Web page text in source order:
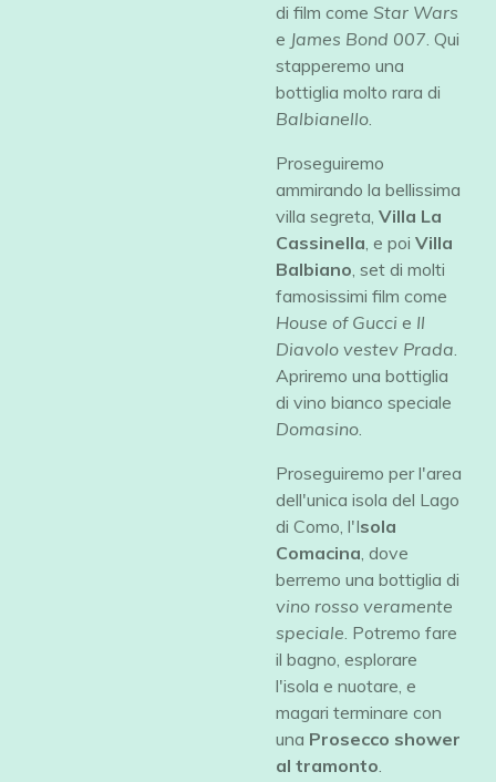
di film come Star Wars
e James Bond 007. Qui
stapperemo una
bottiglia molto rara di
Balbianello.
Proseguiremo
ammirando la bellissima
villa segreta, Villa La
Cassinella, e poi Villa
Balbiano, set di molti
famosissimi film come
House of Gucci e Il
Diavolo vestev Prada.
Apriremo una bottiglia
di vino bianco speciale
Domasino.
Proseguiremo per l'area
dell'unica isola del Lago
di Como, l'Isola
Comacina, dove
berremo una bottiglia di
vino rosso veramente
speciale. Potremo fare
il bagno, esplorare
l'isola e nuotare, e
magari terminare con
una Prosecco shower
al tramonto.